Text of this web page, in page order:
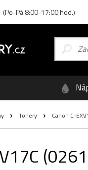
(Po-Pá 8:00-17:00 hod.)
Tonery Canon C-